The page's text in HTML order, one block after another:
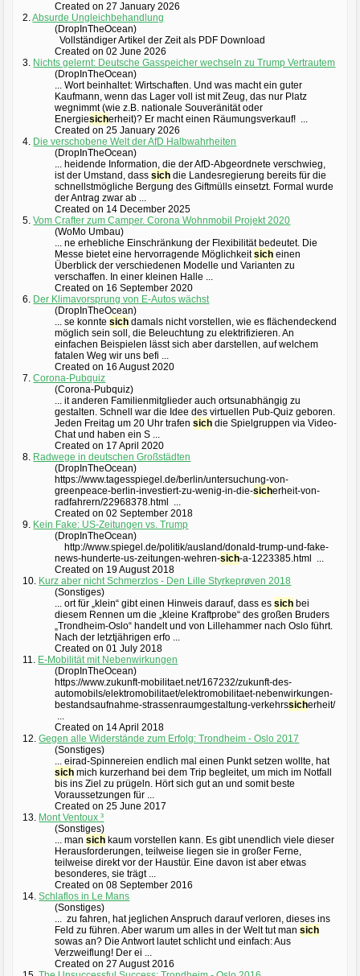
Created on 27 January 2026
2.Absurde Ungleichbehandlung
(DropInTheOcean)
Vollständiger Artikel der Zeit als PDF Download
Created on 02 June 2026
3. Nichts gelernt: Deutsche Gasspeicher wechseln zu Trump Vertrautem
(DropInTheOcean)
... Wort beinhaltet: Wirtschaften. Und was macht ein guter
Kaufmann, wenn das Lager voll ist mit Zeug, das nur Platz
wegnimmt (wie z.B. nationale Souveränität oder
Energiesicherheit)? Er macht einen Räumungsverkauf! ...
Created on 25 January 2026
4. Die verschobene Welt der AfD Halbwahrheiten
(DropInTheOcean)
... heidende Information, die der AfD-Abgeordnete verschwieg,
ist der Umstand, dasssich die Landesregierung bereits für die
schnellstmögliche Bergung des Giftmülls einsetzt. Formal wurde
der Antrag zwar ab ...
Created on 14 December 2025
5.Vom Crafter zum Camper. Corona Wohnmobil Projekt 2020
(WoMo Umbau)
... ne erhebliche Einschränkung der Flexibilität bedeutet. Die
Messe bietet eine hervorragende Möglichkeitsich einen
Überblick der verschiedenen Modelle und Varianten zu
verschaffen. In einer kleinen Halle ...
Created on 16 September 2020
6. Der Klimavorsprung von E-Autos wächst
(DropInTheOcean)
... se konntesich damals nicht vorstellen, wie es flächendeckend
möglich sein soll, die Beleuchtung zu elektrifizieren. An
einfachen Beispielen lässt sich aber darstellen, auf welchem
fatalen Weg wir uns befi ...
Created on 16 August 2020
7.Corona-Pubquiz
(Corona-Pubquiz)
... it anderen Familienmitglieder auch ortsunabhängig zu
gestalten. Schnell war die Idee des virtuellen Pub-Quiz geboren.
Jeden Freitag um 20 Uhr trafensich die Spielgruppen via Video-
Chat und haben ein S ...
Created on 17 April 2020
8. Radwege in deutschen Großstädten
(DropInTheOcean)
https://www.tagesspiegel.de/berlin/untersuchung-von-
greenpeace-berlin-investiert-zu-wenig-in-die-sicherheit-von-
radfahrern/22968378.html ...
Created on 02 September 2018
9. Kein Fake: US-Zeitungen vs. Trump
(DropInTheOcean)
http://www.spiegel.de/politik/ausland/donald-trump-und-fake-
news-hunderte-us-zeitungen-wehren-sich-a-1223385.html ...
Created on 19 August 2018
10. Kurz aber nicht Schmerzlos - Den Lille Styrkeprøven 2018
(Sonstiges)
... ort für „klein“ gibt einen Hinweis darauf, dass essich bei
diesem Rennen um die „kleine Kraftprobe“ des großen Bruders
„Trondheim-Oslo“ handelt und von Lillehammer nach Oslo führt.
Nach der letztjährigen erfo ...
Created on 01 July 2018
11. E-Mobilität mit Nebenwirkungen
(DropInTheOcean)
https://www.zukunft-mobilitaet.net/167232/zukunft-des-
automobils/elektromobilitaet/elektromobilitaet-nebenwirkungen-
bestandsaufnahme-strassenraumgestaltung-verkehrssicherheit/
...
Created on 14 April 2018
12.Gegen alle Widerstände zum Erfolg: Trondheim - Oslo 2017
(Sonstiges)
... eirad-Spinnereien endlich mal einen Punkt setzen wollte, hat
sich mich kurzerhand bei dem Trip begleitet, um mich im Notfall
bis ins Ziel zu prügeln. Hört sich gut an und somit beste
Voraussetzungen für ...
Created on 25 June 2017
13. Mont Ventoux ³
(Sonstiges)
... mansich kaum vorstellen kann. Es gibt unendlich viele dieser
Herausforderungen, teilweise liegen sie in großer Ferne,
teilweise direkt vor der Haustür. Eine davon ist aber etwas
besonderes, sie trägt ...
Created on 08 September 2016
14.Schlaflos in Le Mans
(Sonstiges)
... zu fahren, hat jeglichen Anspruch darauf verloren, dieses ins
Feld zu führen. Aber warum um alles in der Welt tut mansich
sowas an? Die Antwort lautet schlicht und einfach: Aus
Verzweiflung! Der ei ...
Created on 27 August 2016